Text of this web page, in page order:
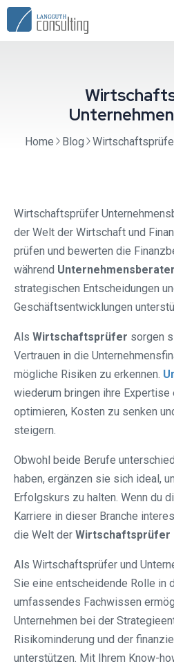
Home Blog
Wirtschaftsprüfer
der Welt der Wirtschaft und
prüfen und bewerten die
während Unternehmensberater
strategischen Entscheidungen
Geschäftsentwicklungen
Als Wirtschaftsprüfer sorgen
Vertrauen in die
mögliche Risiken zu erkennen.
wiederum bringen ihre
optimieren, Kosten zu senken
steigern.
Obwohl beide Berufe
haben, ergänzen sie sich ideal,
Erfolgskurs zu halten. Wenn du
Karriere in dieser Branche
die Welt der Wirtschaftsprüfer
Als Wirtschaftsprüfer und
Sie eine entscheidende Rolle in
umfassendes Fachwissen
Unternehmen bei der
Risikominderung und der
unterstützen. Mit Ihrem Know-